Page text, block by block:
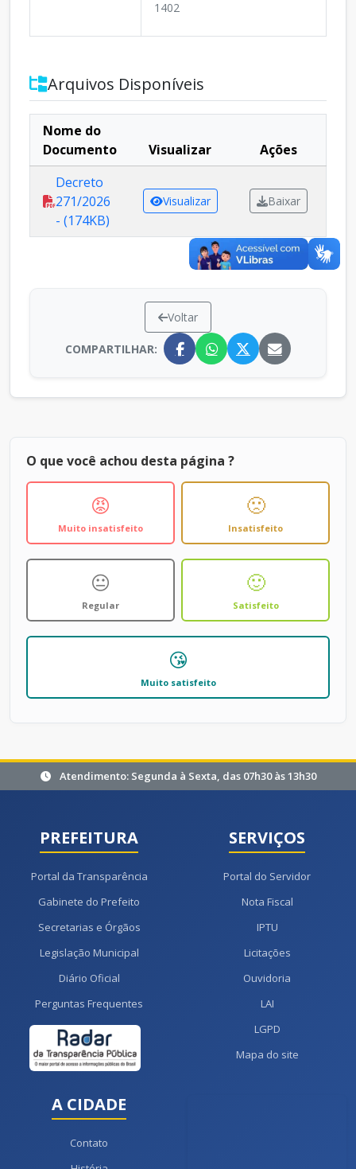
1402
Arquivos Disponíveis
Nome do
Documento
Visualizar
Ações
Decreto
271/2026
- (174KB)
Visualizar Baixar
Voltar
COMPARTILHAR:
O que você achou desta página ?
😡
Muito insatisfeito
🙁
Insatisfeito
😐
Regular
🙂
Satisfeito
😘
Muito satisfeito
Atendimento: Segunda à Sexta, das 07h30 às 13h30
PREFEITURA
Portal da Transparência
Gabinete do Prefeito
Secretarias e Órgãos
Legislação Municipal
Diário Oficial
Perguntas Frequentes
SERVIÇOS
Portal do Servidor
Nota Fiscal
IPTU
Licitações
Ouvidoria
LAI
LGPD
Mapa do site
A CIDADE
Contato